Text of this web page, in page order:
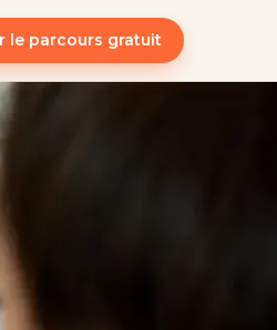
le parcours gratuit